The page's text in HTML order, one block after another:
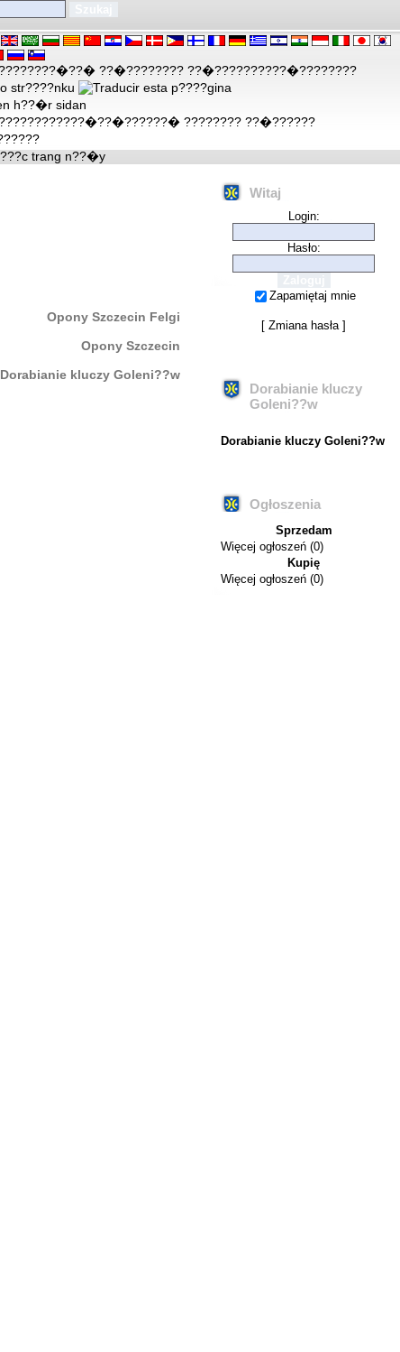
Opony Szczecin Felgi
Opony Szczecin
Dorabianie kluczy Goleni??w
Witaj
Login:
Hasło:
Zapamiętaj mnie
[ Zmiana hasła]
Dorabianie kluczy
Goleni??w
Dorabianie kluczy Goleni??w
Ogłoszenia
Sprzedam
Więcej ogłoszeń (0)
Kupię
Więcej ogłoszeń (0)